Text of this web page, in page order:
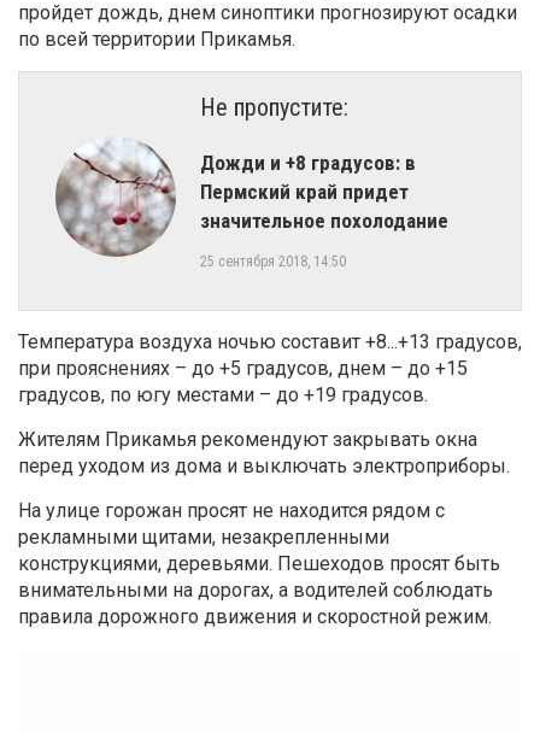
пройдет дождь, днем синоптики прогнозируют осадки
по всей территории Прикамья.
Не пропустите:
​Дожди и +8 градусов: в
Пермский край придет
значительное похолодание
25 сентября 2018, 14:50
Температура воздуха ночью составит +8...+13 градусов,
при прояснениях – до +5 градусов, днем – до +15
градусов, по югу местами – до +19 градусов.
Жителям Прикамья рекомендуют закрывать окна
перед уходом из дома и выключать электроприборы.
На улице горожан просят не находится рядом с
рекламными щитами, незакрепленными
конструкциями, деревьями. Пешеходов просят быть
внимательными на дорогах, а водителей соблюдать
правила дорожного движения и скоростной режим.